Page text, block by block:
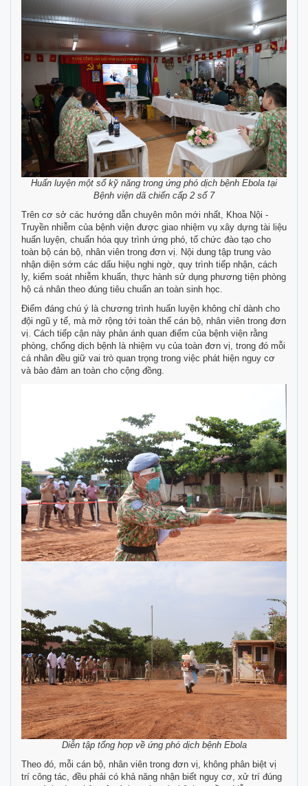
Huấn luyện một số kỹ năng trong ứng phó dịch bệnh Ebola tại
Bệnh viện dã chiến cấp 2 số 7
Trên cơ sở các hướng dẫn chuyên môn mới nhất, Khoa Nội -
Truyền nhiễm của bệnh viện được giao nhiệm vụ xây dựng tài liệu
huấn luyện, chuẩn hóa quy trình ứng phó, tổ chức đào tạo cho
toàn bộ cán bộ, nhân viên trong đơn vị. Nội dung tập trung vào
nhận diện sớm các dấu hiệu nghi ngờ, quy trình tiếp nhận, cách
ly, kiểm soát nhiễm khuẩn, thực hành sử dụng phương tiện phòng
hộ cá nhân theo đúng tiêu chuẩn an toàn sinh học.
Điểm đáng chú ý là chương trình huấn luyện không chỉ dành cho
đội ngũ y tế, mà mở rộng tới toàn thể cán bộ, nhân viên trong đơn
vị. Cách tiếp cận này phản ánh quan điểm của bệnh viện rằng
phòng, chống dịch bệnh là nhiệm vụ của toàn đơn vị, trong đó mỗi
cá nhân đều giữ vai trò quan trọng trong việc phát hiện nguy cơ
và bảo đảm an toàn cho cộng đồng.
Diễn tập tổng hợp về ứng phó dịch bệnh Ebola
Theo đó, mỗi cán bộ, nhân viên trong đơn vị, không phân biệt vị
trí công tác, đều phải có khả năng nhận biết nguy cơ, xử trí đúng